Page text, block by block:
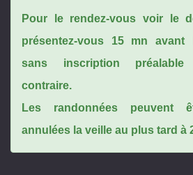
Pour le rendez-vous voir le
présentez-vous 15 mn avant
sans inscription
contraire.
Les randonnées peuvent
annulées la veille au plus tard à